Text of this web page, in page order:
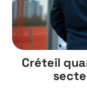
Créteil